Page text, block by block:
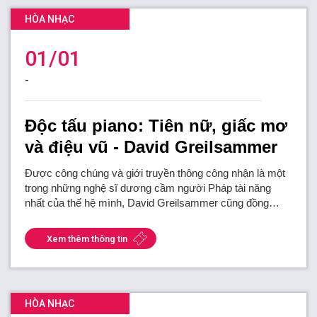
HÒA NHẠC
01/01
-
Độc tấu piano: Tiên nữ, giấc mơ
và điệu vũ - David Greilsammer
Được công chúng và giới truyền thông công nhận là một
trong những nghệ sĩ dương cầm người Pháp tài năng
nhất của thế hệ mình, David Greilsammer cũng đồng…
Xem thêm thông tin
HÒA NHẠC